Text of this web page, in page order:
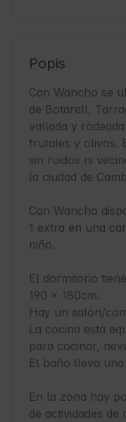
Popis
Can Wancho se
de Botarell,
vallada y
frutales y olivos.
sin ruidos ni
la ciudad de
Can Wancho
1 extra en una
niño.
El dormitorio
190 x 180cm.
Hay un salón/
La cocina está
para cocinar,
El baño lleva
En la zona hay
de actividades